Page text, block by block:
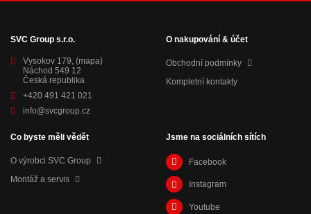
SVC Group s.r.o.
Vysokov 179, (mapa)
Náchod 549 12
Česká republika
+420 491 421 021
info@svcgroup.cz
O nakupování & účet
Obchodní podmínky
Kompletní kontakty
Co byste měli vědět
O výrobci SVC Group
Montáž a servis
Jsme na sociálních sítích
Facebook
Instagram
Youtube